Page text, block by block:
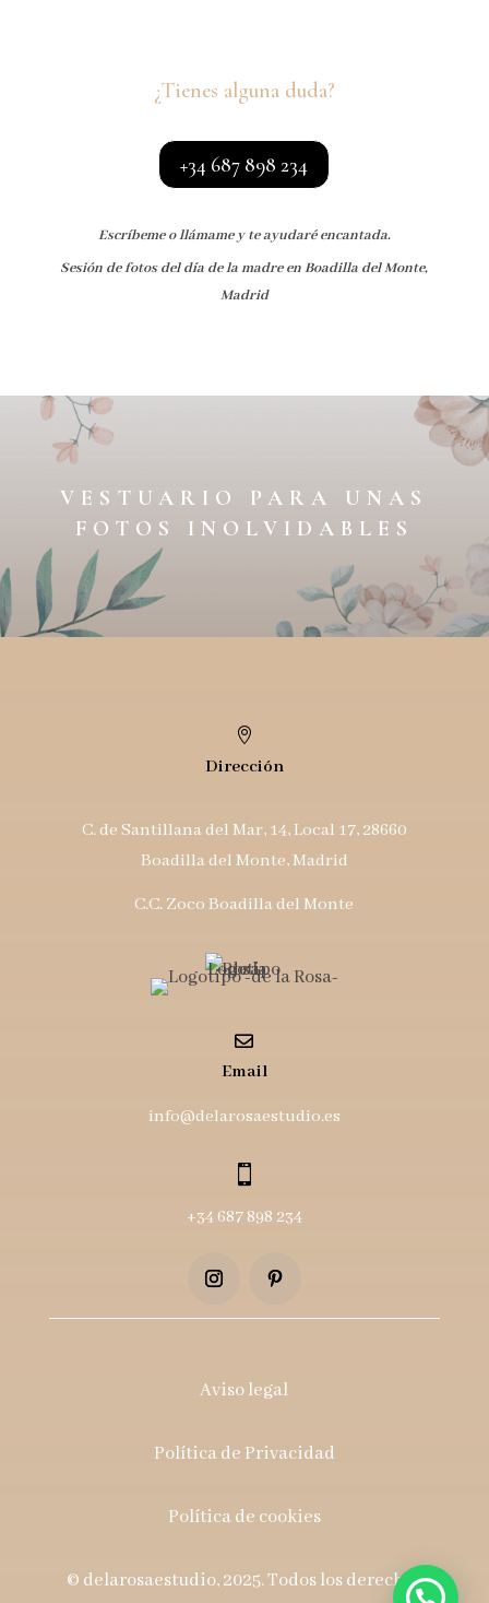
¿Tienes alguna duda?
+34 687 898 234
Escríbeme o llámame y te ayudaré encantada.
Sesión de fotos del día de la madre en Boadilla del Monte,
Madrid
VESTUARIO PARA UNAS
FOTOS INOLVIDABLES

Dirección
C. de Santillana del Mar, 14, Local 17, 28660
Boadilla del Monte, Madrid
C.C. Zoco Boadilla del Monte

Email
info@delarosaestudio.es

+34 687 898 234
Aviso legal
Política de Privacidad
Política de cookies
© delarosaestudio, 2025. Todos los derechos